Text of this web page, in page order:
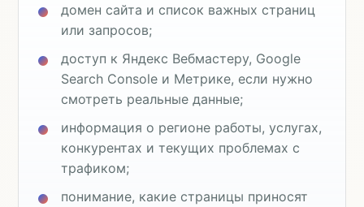
домен сайта и список важных страниц
или запросов;
доступ к Яндекс Вебмастеру, Google
Search Console и Метрике, если нужно
смотреть реальные данные;
информация о регионе работы, услугах,
конкурентах и текущих проблемах с
трафиком;
понимание, какие страницы приносят